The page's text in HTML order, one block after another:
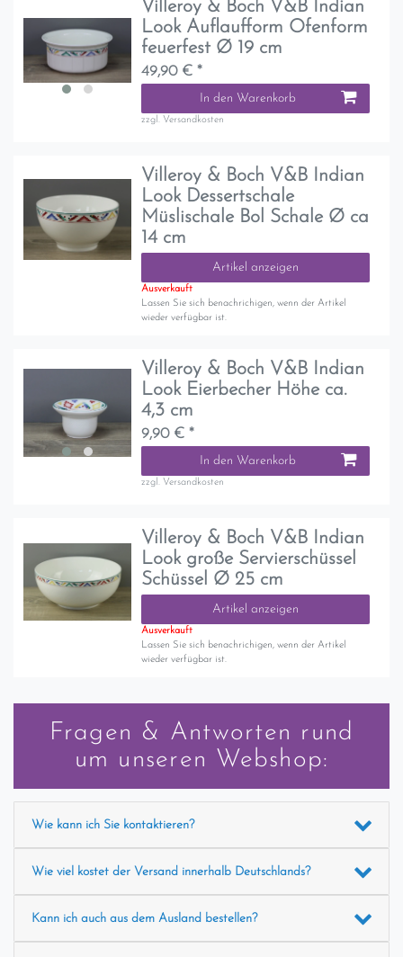
Villeroy & Boch V&B Indian
Look Auflaufform Ofenform
feuerfest Ø 19 cm
49,90 € *
In den Warenkorb
zzgl. Versandkosten
Villeroy & Boch V&B Indian
Look Dessertschale
Müslischale Bol Schale Ø ca
14 cm
Artikel anzeigen
Ausverkauft
Lassen Sie sich benachrichigen, wenn der Artikel
wieder verfügbar ist.
Villeroy & Boch V&B Indian
Look Eierbecher Höhe ca.
4,3 cm
9,90 € *
In den Warenkorb
zzgl. Versandkosten
Villeroy & Boch V&B Indian
Look große Servierschüssel
Schüssel Ø 25 cm
Artikel anzeigen
Ausverkauft
Lassen Sie sich benachrichigen, wenn der Artikel
wieder verfügbar ist.
Fragen & Antworten rund
um unseren Webshop:
Wie kann ich Sie kontaktieren?
Wie viel kostet der Versand innerhalb Deutschlands?
Kann ich auch aus dem Ausland bestellen?